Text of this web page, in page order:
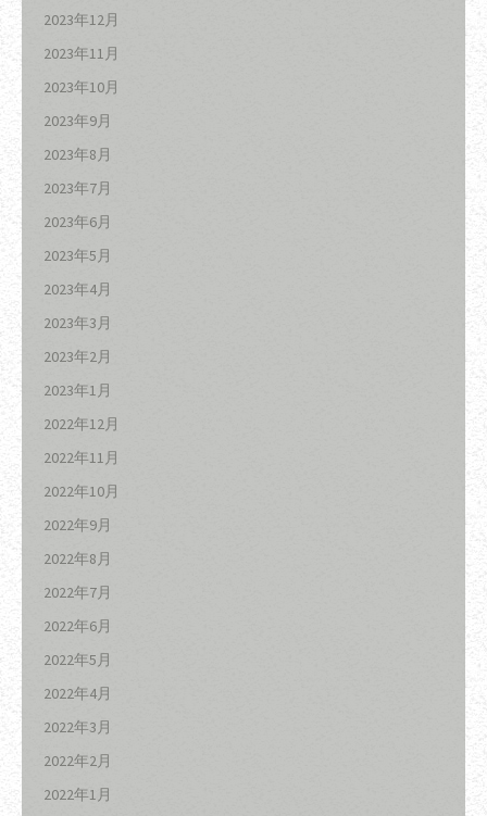
2023年12月
2023年11月
2023年10月
2023年9月
2023年8月
2023年7月
2023年6月
2023年5月
2023年4月
2023年3月
2023年2月
2023年1月
2022年12月
2022年11月
2022年10月
2022年9月
2022年8月
2022年7月
2022年6月
2022年5月
2022年4月
2022年3月
2022年2月
2022年1月